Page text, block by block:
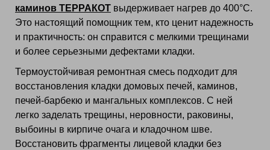
каминов ТЕРРАКОТ выдерживает нагрев до 400°С.
Это настоящий помощник тем, кто ценит надежность
и практичность: он справится с мелкими трещинами
и более серьезными дефектами кладки.
Термоустойчивая ремонтная смесь подходит для
восстановления кладки домовых печей, каминов,
печей‑барбекю и мангальных комплексов. С ней
легко заделать трещины, неровности, раковины,
выбоины в кирпиче очага и кладочном шве.
Восстановить фрагменты лицевой кладки без